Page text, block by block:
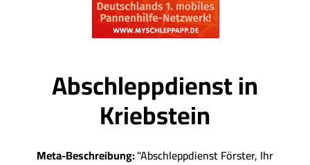
Abschleppdienst in
Kriebstein
Meta-Beschreibung:"Abschleppdienst Förster, Ihr